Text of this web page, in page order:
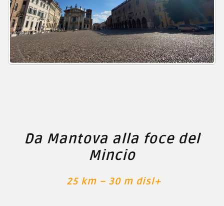
Da Mantova alla foce del
Mincio
25 km – 30 m disl+